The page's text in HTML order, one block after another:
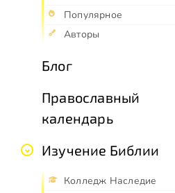
Популярное
Авторы
Блог
Православный
календарь
Изучение Библии
Колледж Наследие